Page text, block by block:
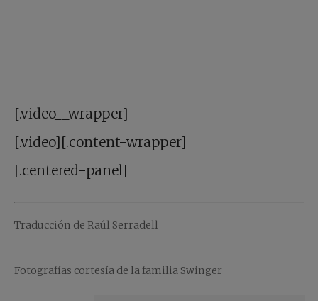
[.video__wrapper]
[.video][.content-wrapper]
[.centered-panel]
Traducción de Raúl Serradell
Fotografías cortesía de la familia Swinger